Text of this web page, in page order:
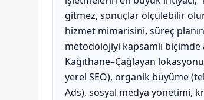
gitmez, sonuçlar ölçülebilir
hizmet mimarisini, süreç
metodolojiyi kapsamlı biçimde
Kağıthane–Çağlayan
yerel SEO), organik büyüme
Ads), sosyal medya yönetimi,